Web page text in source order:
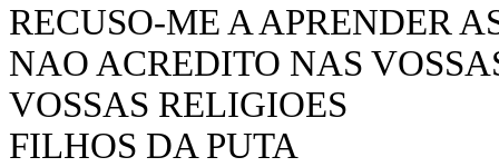
RECUSO-ME A APRENDER
NAO ACREDITO NAS
VOSSAS RELIGIOES
FILHOS DA PUTA